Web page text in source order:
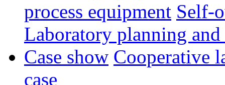
process equipment Self-
Laboratory planning and
Case show Cooperative
case